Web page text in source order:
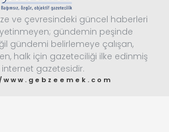
ve çevresindeki güncel haberleri
gündemin peşinde
gündemi belirlemeye çalışan,
halk için gazeteciliği ilke edinmiş
internet gazetesidir.